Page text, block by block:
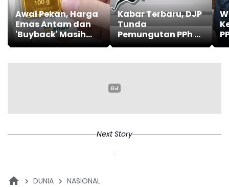
Awal Pekan, Harga
Emas Antam dan
'Buyback' Masih
Stabil
Kabar Terbaru, DJP
Tunda
Pemungutan PPh 22
Marketplace
2026
Next Story
DUNIA NASIONAL